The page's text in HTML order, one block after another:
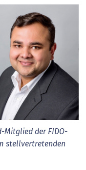
Mitglied der FIDO-
stellvertretenden